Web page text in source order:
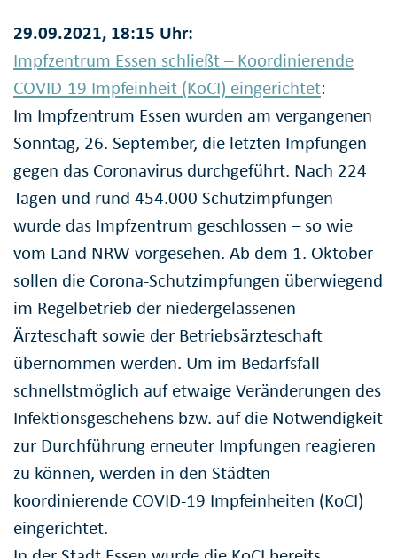
29.09.2021, 18:15 Uhr:
Impfzentrum Essen schließt – Koordinierende
COVID-19 Impfeinheit (KoCI) eingerichtet:
Im Impfzentrum Essen wurden am vergangenen
Sonntag, 26. September, die letzten Impfungen
gegen das Coronavirus durchgeführt. Nach 224
Tagen und rund 454.000 Schutzimpfungen
wurde das Impfzentrum geschlossen – so wie
vom Land NRW vorgesehen. Ab dem 1. Oktober
sollen die Corona-Schutzimpfungen überwiegend
im Regelbetrieb der niedergelassenen
Ärzteschaft sowie der Betriebsärzteschaft
übernommen werden. Um im Bedarfsfall
schnellstmöglich auf etwaige Veränderungen des
Infektionsgeschehens bzw. auf die Notwendigkeit
zur Durchführung erneuter Impfungen reagieren
zu können, werden in den Städten
koordinierende COVID-19 Impfeinheiten (KoCI)
eingerichtet.